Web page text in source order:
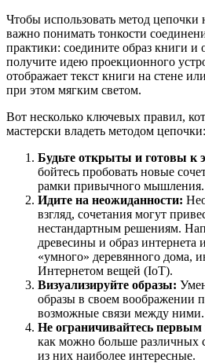
Чтобы использовать метод
важно понимать тонкости
практики: соедините образ книги и
получите идею проекционного
отображает текст книги на стене
при этом мягким светом.
Вот несколько ключевых правил,
мастерски владеть методом цепочки:
Будьте открыты и готовы к
бойтесь пробовать новые
рамки привычного мышления.
Идите на неожиданности:
взгляд, сочетания могут
нестандартным решениям.
древесины и образ интернета
«умного» деревянного дома,
Интернетом вещей (IoT).
Визуализируйте образы:
образы в своем воображении
возможные связи между ними.
Не ограничивайтесь
как можно больше различных
из них наиболее интересные.